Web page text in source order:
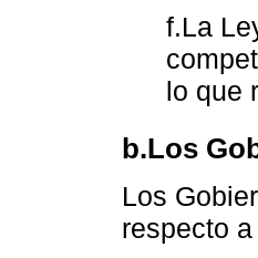
f.La
lo que
b.Los
Los
respecto